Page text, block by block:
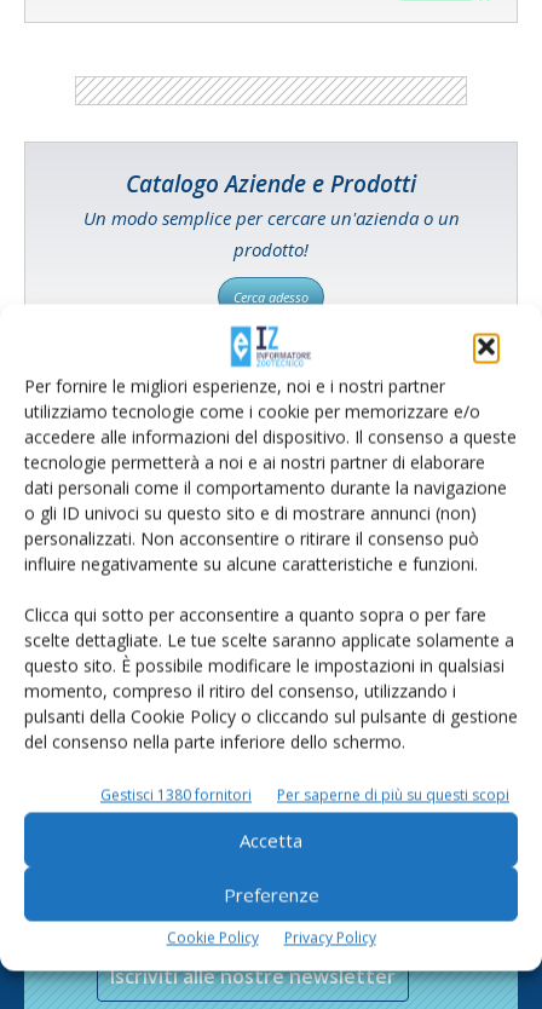
Per fornire le migliori esperienze, noi e i nostri partner
utilizziamo tecnologie come i cookie per memorizzare e/o
accedere alle informazioni del dispositivo. Il consenso a queste
tecnologie permetterà a noi e ai nostri partner di elaborare
dati personali come il comportamento durante la navigazione
o gli ID univoci su questo sito e di mostrare annunci (non)
personalizzati. Non acconsentire o ritirare il consenso può
influire negativamente su alcune caratteristiche e funzioni.
Clicca qui sotto per acconsentire a quanto sopra o per fare
scelte dettagliate. Le tue scelte saranno applicate solamente a
questo sito. È possibile modificare le impostazioni in qualsiasi
momento, compreso il ritiro del consenso, utilizzando i
pulsanti della Cookie Policy o cliccando sul pulsante di gestione
del consenso nella parte inferiore dello schermo.
Gestisci 1380 fornitori Per saperne di più su questi scopi
Accetta
Preferenze
Cookie Policy Privacy Policy
Catalogo Aziende e Prodotti
Un modo semplice per cercare un'azienda o un
prodotto!
Cerca adesso
L'Esperto risponde
I consigli di Terra e Vita agli agricoltori
Cerca adesso
Rimani aggiornato sul mondo
dell’agricoltura
Iscriviti alle nostre newsletter